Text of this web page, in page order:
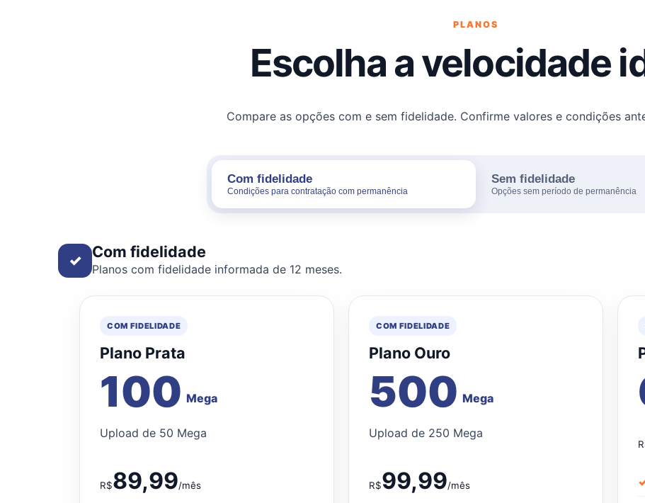
PLANOS
Escolha a velocidade
Compare as opções com e sem fidelidade. Confirme valores e condições
Com fidelidade
Condições para contratação com permanência
Sem fidelidade
Opções sem período de permanência
✓ Com fidelidade
Planos com fidelidade informada de 12 meses.
COM FIDELIDADE
Plano Prata
100 Mega
Upload de 50 Mega
R$89,99/mês
COM FIDELIDADE
Plano Ouro
500 Mega
Upload de 250 Mega
R$99,99/mês